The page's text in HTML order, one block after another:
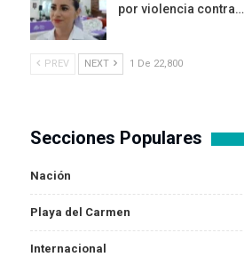
por violencia contra…
PREV NEXT 1 De 22,800
Secciones Populares
Nación
Playa del Carmen
Internacional